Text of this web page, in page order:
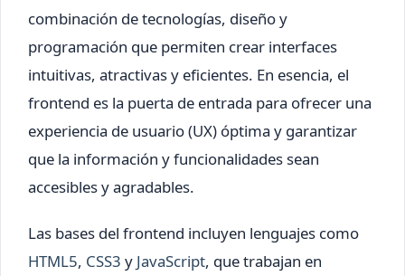
combinación de tecnologías, diseño y
programación que permiten crear interfaces
intuitivas, atractivas y eficientes. En esencia, el
frontend es la puerta de entrada para ofrecer una
experiencia de usuario (UX) óptima y garantizar
que la información y funcionalidades sean
accesibles y agradables.
Las bases del frontend incluyen lenguajes como
HTML5, CSS3 y JavaScript, que trabajan en